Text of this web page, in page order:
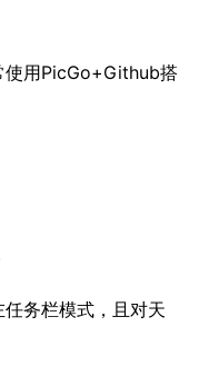
使用PicGo+Github搭
务栏模式，且对天